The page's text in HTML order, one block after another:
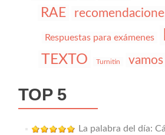
RAE
Respuestas para exámenes
TEXTO Turnitin
TOP 5
La palabra del día: